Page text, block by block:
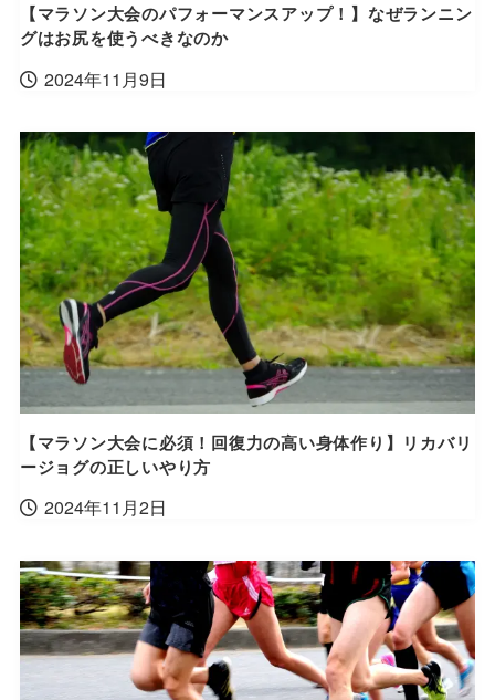
【マラソン大会のパフォーマンスアップ！】なぜランニン
グはお尻を使うべきなのか
2024年11月9日
【マラソン大会に必須！回復力の高い身体作り】リカバリ
ージョグの正しいやり方
2024年11月2日